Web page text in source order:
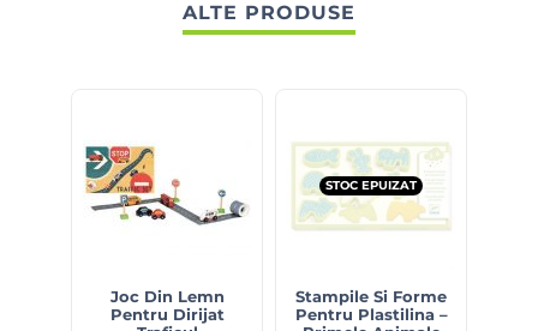
ALTE PRODUSE
Joc Din Lemn
Pentru Dirijat
STOC EPUIZAT
Stampile Si Forme
Pentru Plastilina –